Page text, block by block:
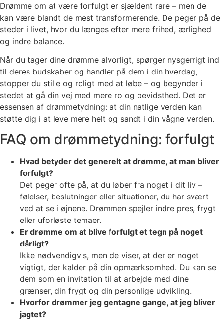
Drømme om at være forfulgt er sjældent rare – men de
kan være blandt de mest transformerende. De peger på de
steder i livet, hvor du længes efter mere frihed, ærlighed
og indre balance.
Når du tager dine drømme alvorligt, spørger nysgerrigt ind
til deres budskaber og handler på dem i din hverdag,
stopper du stille og roligt med at løbe – og begynder i
stedet at gå din vej med mere ro og bevidsthed. Det er
essensen af drømmetydning: at din natlige verden kan
støtte dig i at leve mere helt og sandt i din vågne verden.
FAQ om drømmetydning: forfulgt
Hvad betyder det generelt at drømme, at man bliver
forfulgt?
Det peger ofte på, at du løber fra noget i dit liv –
følelser, beslutninger eller situationer, du har svært
ved at se i øjnene. Drømmen spejler indre pres, frygt
eller uforløste temaer.
Er drømme om at blive forfulgt et tegn på noget
dårligt?
Ikke nødvendigvis, men de viser, at der er noget
vigtigt, der kalder på din opmærksomhed. Du kan se
dem som en invitation til at arbejde med dine
grænser, din frygt og din personlige udvikling.
Hvorfor drømmer jeg gentagne gange, at jeg bliver
jagtet?